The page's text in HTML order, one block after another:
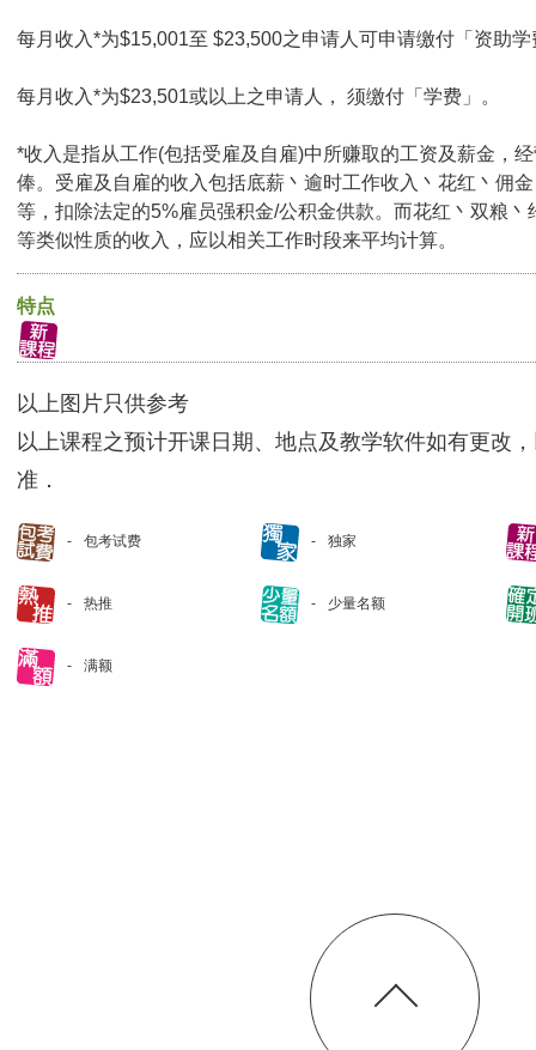
每月收入*为$15,001至 $23,500之申请人可申请缴付「资助学
每月收入*为$23,501或以上之申请人， 须缴付「学费」。
*收入是指从工作(包括受雇及自雇)中所赚取的工资及薪金，
俸。受雇及自雇的收入包括底薪丶逾时工作收入丶花红丶佣
等，扣除法定的5%雇员强积金/公积金供款。而花红丶双粮丶
等类似性质的收入，应以相关工作时段来平均计算。
特点
以上图片只供参考
以上课程之预计开课日期、地点及教学软件如有更改
准．
包考试费 独家
热推 少量名额
满额